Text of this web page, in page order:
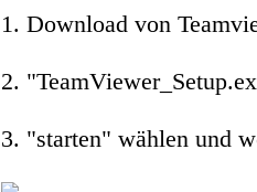
1. Download von
2.
3. "starten" wählen und